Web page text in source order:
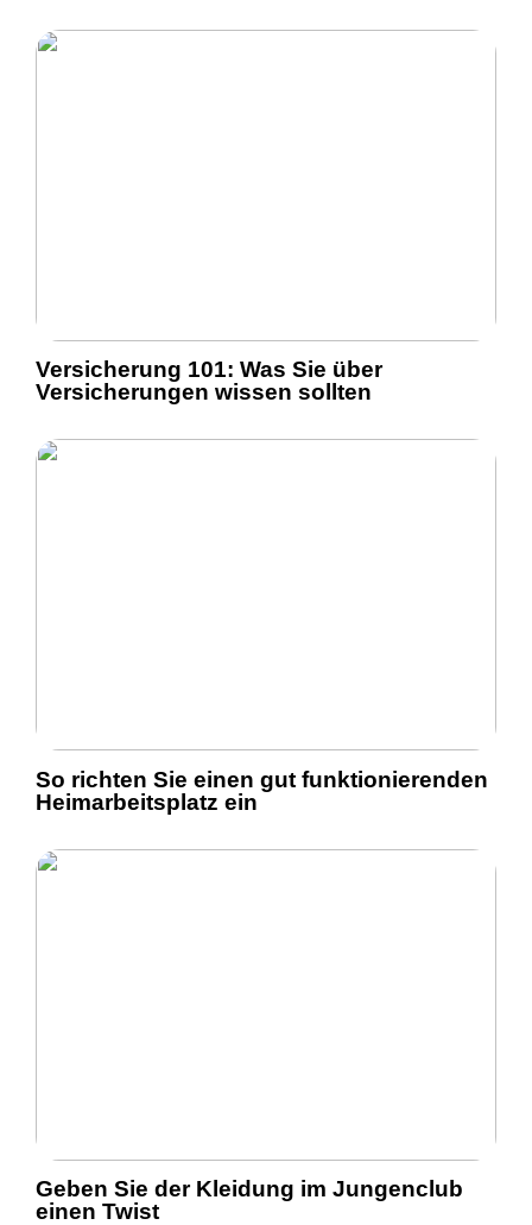
Versicherung 101: Was Sie über
Versicherungen wissen sollten
So richten Sie einen gut funktionierenden
Heimarbeitsplatz ein
Geben Sie der Kleidung im Jungenclub
einen Twist